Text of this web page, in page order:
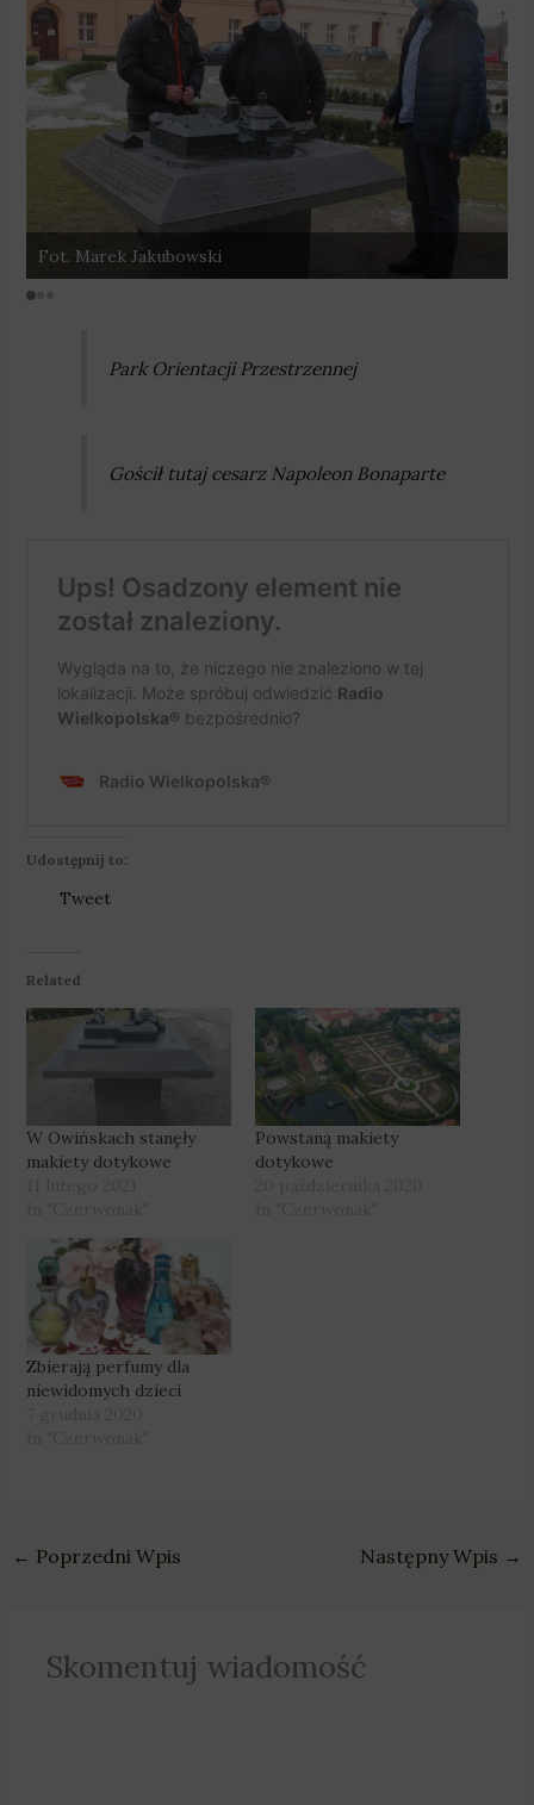
Fot. Marek Jakubowski
Park Orientacji Przestrzennej
Gościł tutaj cesarz Napoleon Bonaparte
Udostępnij to:
Tweet
Related
W Owińskach stanęły
makiety dotykowe
Powstaną makiety
dotykowe
Zbierają perfumy dla
niewidomych dzieci
← Poprzedni Wpis Następny Wpis →
Skomentuj wiadomość